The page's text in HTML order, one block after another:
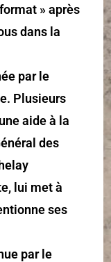
» après
dans la
par le
Plusieurs
aide à la
des
lui met à
ses
par le